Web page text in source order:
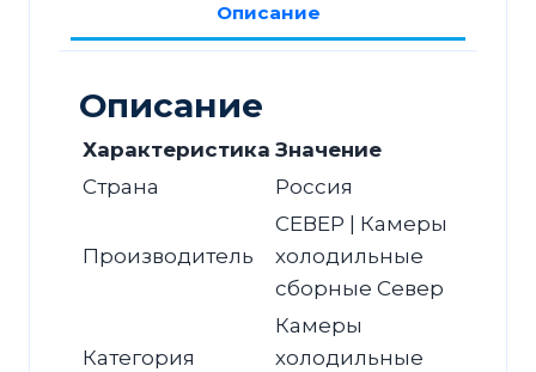
Описание
Описание
Характеристика Значение
Страна
Россия
Производитель
СЕВЕР | Камеры
холодильные
сборные Север
Категория
Камеры
холодильные